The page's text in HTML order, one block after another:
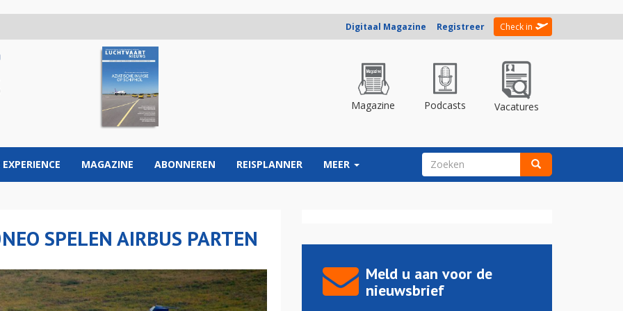
Digitaal Magazine Registreer Check in
Magazine Podcasts Vacatures
EXPERIENCE MAGAZINE ABONNEREN REISPLANNER MEER ZOEKVELD
SPELEN AIRBUS PARTEN
Meld u aan voor de
nieuwsbrief